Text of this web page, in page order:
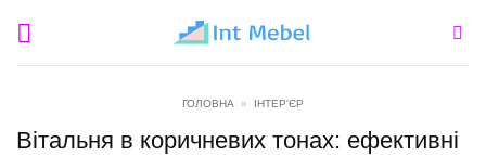
ГОЛОВНА » ІНТЕР'ЄР
Вітальня в коричневих тонах: ефективні